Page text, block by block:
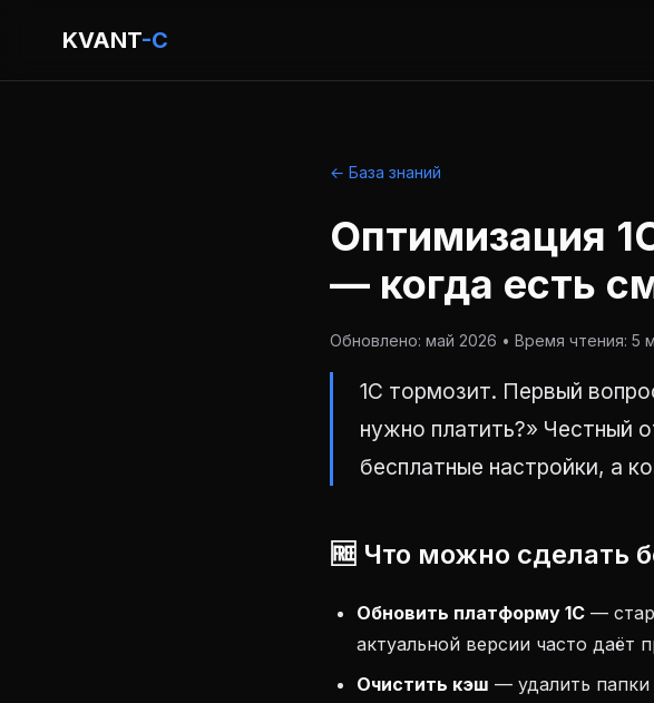
KVANT-C
← База знаний
Оптимизация
— когда есть
Обновлено: май 2026 • Время чтения: 5
1С тормозит. Первый
нужно платить?» Честный
бесплатные настройки, а
🆓 Что можно сделать
Обновить платформу 1С —
актуальной версии часто даёт
Очистить кэш — удалить папки